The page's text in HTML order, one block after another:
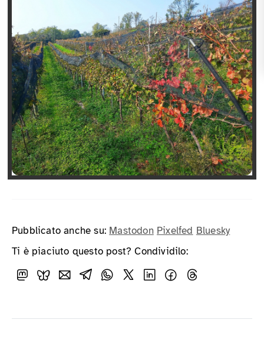
Pubblicato anche su: Mastodon Pixelfed Bluesky
Ti è piaciuto questo post? Condividilo: